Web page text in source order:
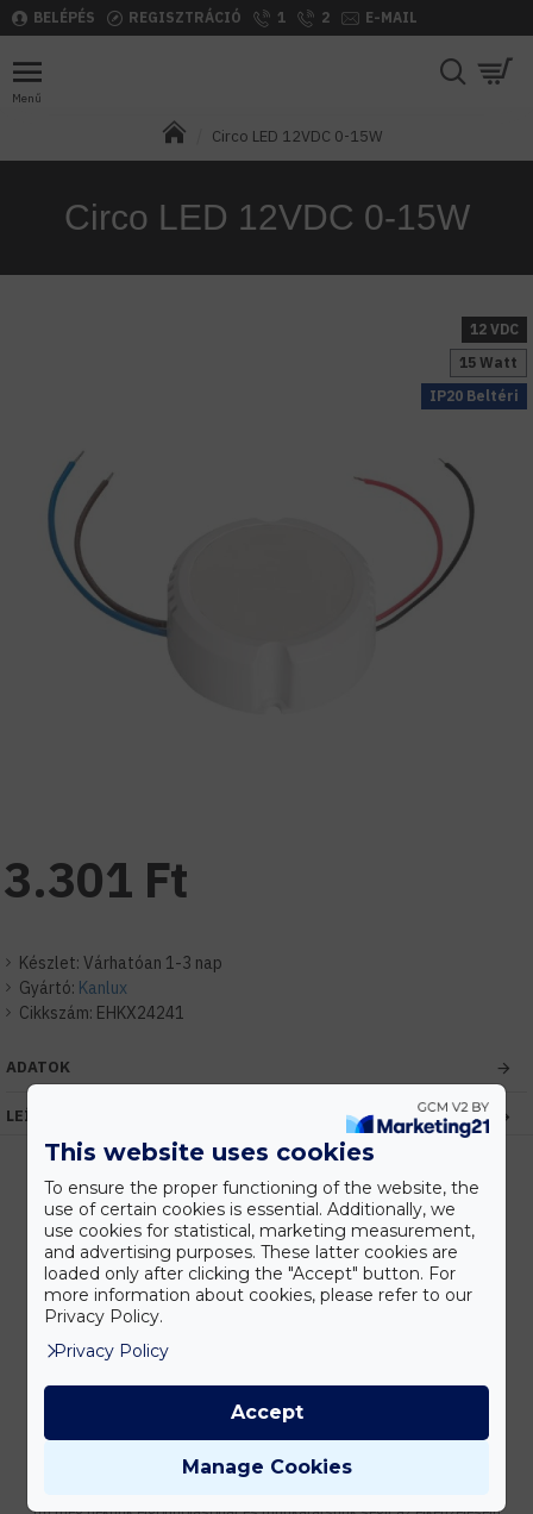
BELÉPÉS REGISZTRÁCIÓ 1 2 E-MAIL
Circo LED 12VDC 0-15W
Circo LED 12VDC 0-15W
IP20 Beltéri
12 VDC
15 Watt
Készlet: Várhatóan 1-3 nap
Gyártó: Kanlux
Cikkszám: EHKX24241
3.301 Ft
ADATOK
LEÍRÁS
Kedvezmények
Vásárolj nagyobb mennyiségben és megadjuk a legjobb gyártói árakat.
Írd meg nekünk elgondolásodat és munkatársunk segít az elképzeléseid
This website uses cookies
To ensure the proper functioning of the website, the
use of certain cookies is essential. Additionally, we
use cookies for statistical, marketing measurement,
and advertising purposes. These latter cookies are
loaded only after clicking the "Accept" button. For
more information about cookies, please refer to our
Privacy Policy.
Privacy Policy
Manage Cookies
Accept